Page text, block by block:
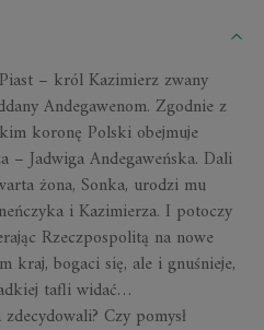
– król Kazimierz zwany
Andegawenom. Zgodnie z
koronę Polski obejmuje
– Jadwiga Andegaweńska. Dali
żona, Sonka, urodzi mu
i Kazimierza. I potoczy
Rzeczpospolitą na nowe
kraj, bogaci się, ale i gnuśnieje,
tafli widać…
Czy pomysł